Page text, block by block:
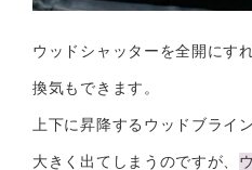
ウッドシャッターを全開にす
換気もできます。
上下に昇降するウッドブライ
大きく出てしまうのですが、